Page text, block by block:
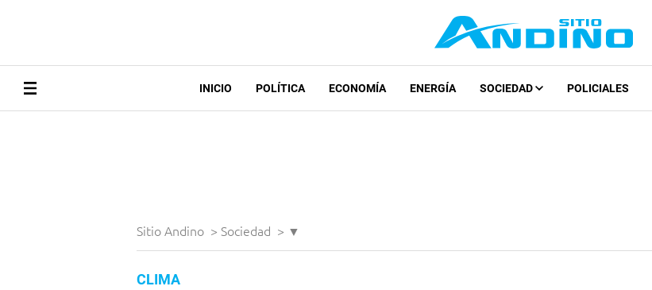
INICIO POLÍTICA ECONOMÍA ENERGÍA SOCIEDAD POLICIALES
Sitio Andino > Sociedad > ▼
CLIMA